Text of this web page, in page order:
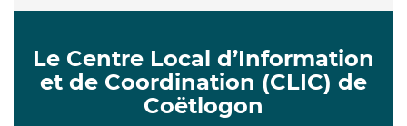
Le Centre Local d’Information
et de Coordination (CLIC) de
Coëtlogon